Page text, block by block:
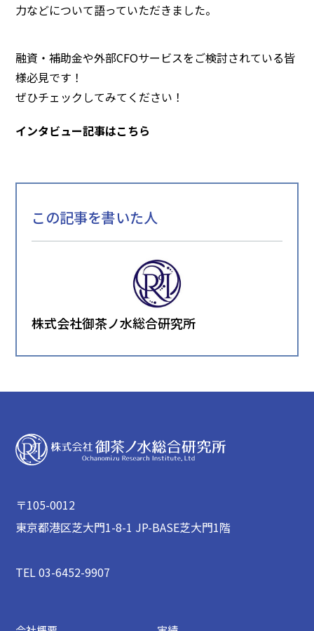
力などについて語っていただきました。
融資・補助金や外部CFOサービスをご検討されている皆
様必見です！
ぜひチェックしてみてください！
インタビュー記事はこちら
この記事を書いた人
株式会社御茶ノ水総合研究所
〒105-0012
東京都港区芝大門1-8-1 JP-BASE芝大門1階
TEL 03-6452-9907